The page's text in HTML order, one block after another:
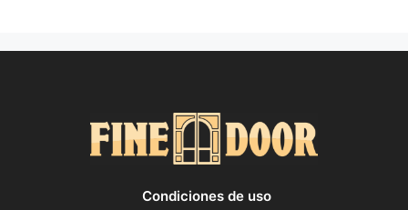
Condiciones de uso